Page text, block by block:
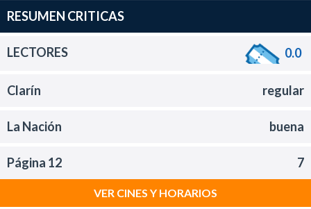
RESUMEN CRITICAS
LECTORES 0.0
Clarín regular
La Nación buena
Página 12 7
VER CINES Y HORARIOS